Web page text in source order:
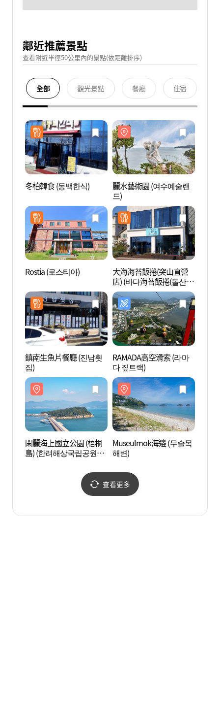
鄰近推薦景點
查看附近半徑50公里內的景點(依距離排序)
全部 觀光景點 餐廳 住宿
冬柏韓食 (동백한식)
麗水藝術園 (여수예술랜
드)
Rostia (로스티아)
大海海苔飯捲(突山直營
店) (바다海苔飯捲(돌산직
영점))
鎮南生魚片餐廳 (진남횟
집)
RAMADA高空滑索 (라마
다 짚트랙)
閑麗海上國立公園 (梧桐
島) (한려해상국립공원
Museulmok海邊 (무슬목
해변)
查看更多